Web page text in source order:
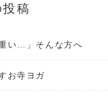
稿
い…」そんな方へ
お寺ヨガ